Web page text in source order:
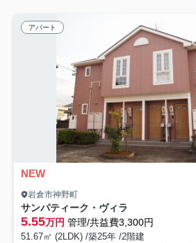
アパート
NEW
岩倉市神野町
サンパティーク・ヴィラ
5.55万円 管理/共益費3,300円
51.67㎡ (2LDK) /築25年 /2階建